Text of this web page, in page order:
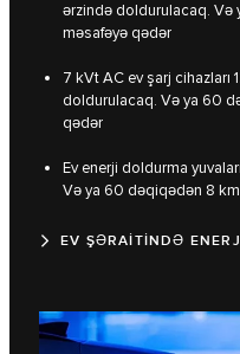
ərzində doldurulacaq.
məsafəyə qədər
7 kVt AC ev şarj
doldurulacaq. Və ya 60
qədər
Ev enerji doldurma
Və ya 60 dəqiqədən 8
EV ŞƏRAİTİNDƏ